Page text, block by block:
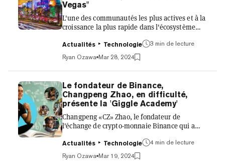
Vegas"
L'une des communautés les plus actives et à la
croissance la plus rapide dans l'écosystème
couche 3. La chain Degen a été annoncée
aujourd'hui par le fondateur pseudonyme
Jacek et le fournisseur d'infrastructure
Syndicate, faisant ses débuts avec son jeton de
gaz natif DEGEN, présenté comme «l'un des
premiers jetons communautaires avec sa
propre L3». Le mouvement Degen a été lancé
en janvier avec un canal sur Farcaster, un
réseau social décentralisé et b...
Actualités Technologie
3 min de lecture
Ryan Ozawa Mar 28, 2024
Le fondateur de Binance,
Changpeng Zhao, en difficulté,
présente la 'Giggle Academy'
Changpeng «CZ» Zhao, le fondateur de
l'échange de crypto-monnaie Binance qui a
novembre dans le cadre d'un règlement sur
des accusations de blanchiment d'argent
fédéral, a annoncé lundi son intention de
Actualités Technologie
4 min de lecture
Ryan Ozawa Mar 19, 2024